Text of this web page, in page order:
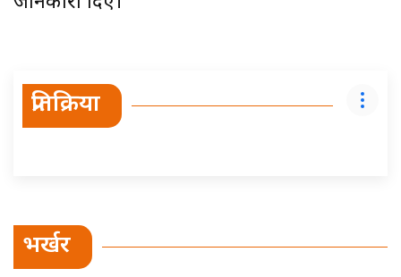
प्रतिक्रिया
भर्खर